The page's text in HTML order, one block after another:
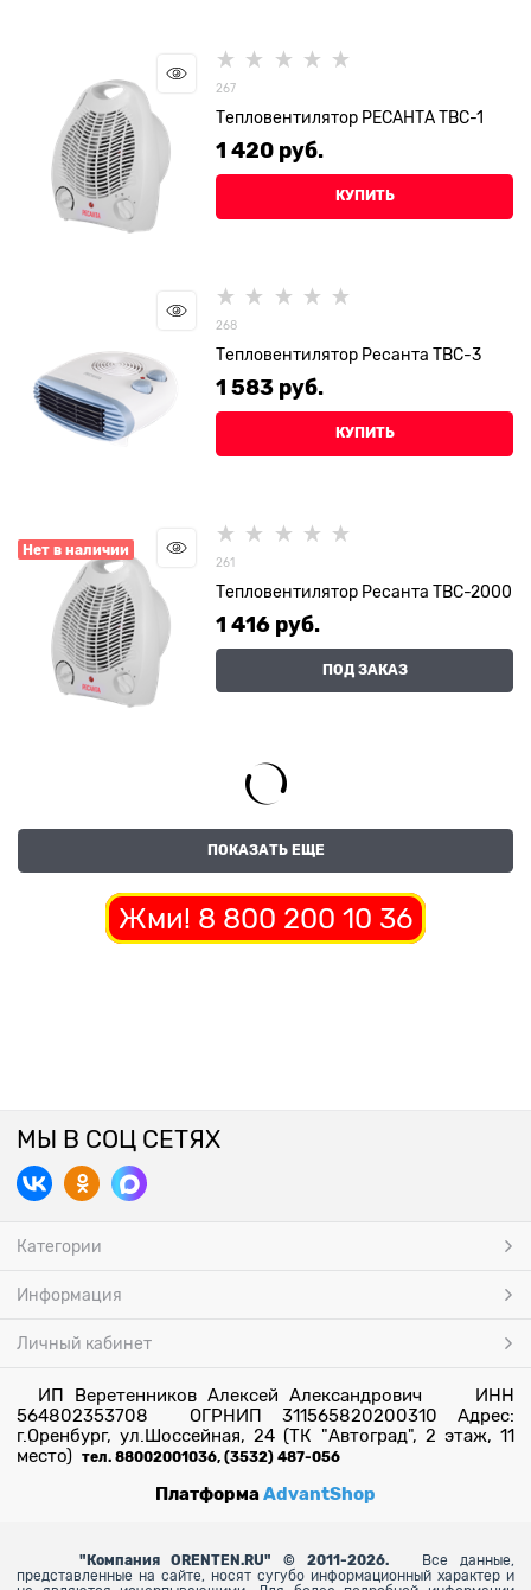
267
Тепловентилятор РЕСАНТА ТВС-1
1 420 руб.
КУПИТЬ
268
Тепловентилятор Ресанта ТВС-3
1 583 руб.
КУПИТЬ
Нет в наличии
261
Тепловентилятор Ресанта ТВС-2000
1 416 руб.
ПОД ЗАКАЗ
ПОКАЗАТЬ ЕЩЕ
Жми! 8 800 200 10 36
МЫ В СОЦ СЕТЯХ
Категории
Информация
Личный кабинет
ИП Веретенников Алексей Александрович ИНН
564802353708 ОГРНИП 311565820200310 Адрес:
г.Оренбург, ул.Шоссейная, 24 (ТК "Автоград", 2 этаж, 11
место) тел. 88002001036, (3532) 487-056
ПлатформаAdvantShop
" Компания ORENTEN.RU" © 2011-2026.
Все данные,
представленные на сайте, носят сугубо информационный характер и